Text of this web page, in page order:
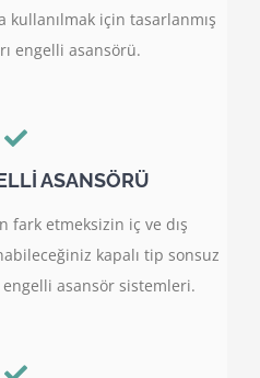
için tasarlanmış
engelli asansörü.
ASANSÖRÜ
fark etmeksizin iç ve dış
kapalı tip sonsuz
asansör sistemleri.